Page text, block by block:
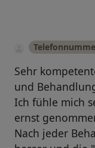
Sehr
und
Ich fühle mich
ernst
Nach jeder